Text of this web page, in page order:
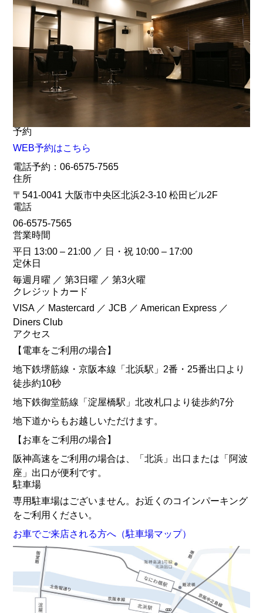
予約
WEB予約はこちら
電話予約：06-6575-7565
住所
〒541-0041 大阪市中央区北浜2-3-10 松田ビル2F
電話
06-6575-7565
営業時間
平日 13:00 – 21:00 ／ 日・祝 10:00 – 17:00
定休日
毎週月曜 ／ 第3日曜 ／ 第3火曜
クレジットカード
VISA ／ Mastercard ／ JCB ／ American Express ／
Diners Club
アクセス
【電車をご利用の場合】
地下鉄堺筋線・京阪本線「北浜駅」2番・25番出口より
徒歩約10秒
地下鉄御堂筋線「淀屋橋駅」北改札口より徒歩約7分
地下道からもお越しいただけます。
【お車をご利用の場合】
阪神高速をご利用の場合は、「北浜」出口または「阿波
座」出口が便利です。
駐車場
専用駐車場はございません。お近くのコインパーキング
をご利用ください。
お車でご来店される方へ（駐車場マップ）